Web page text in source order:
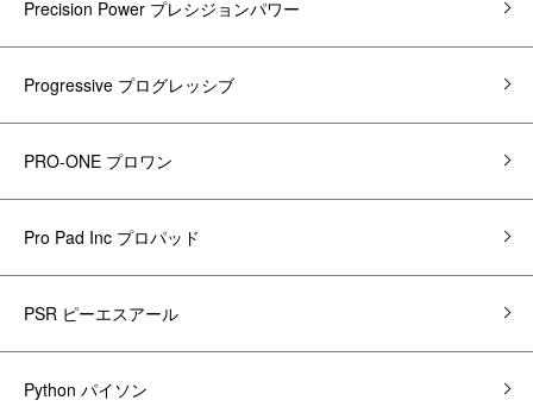
Precision Power プレシジョンパワー
Progressive プログレッシブ
PRO-ONE プロワン
Pro Pad Inc プロパッド
PSR ピーエスアール
Python パイソン